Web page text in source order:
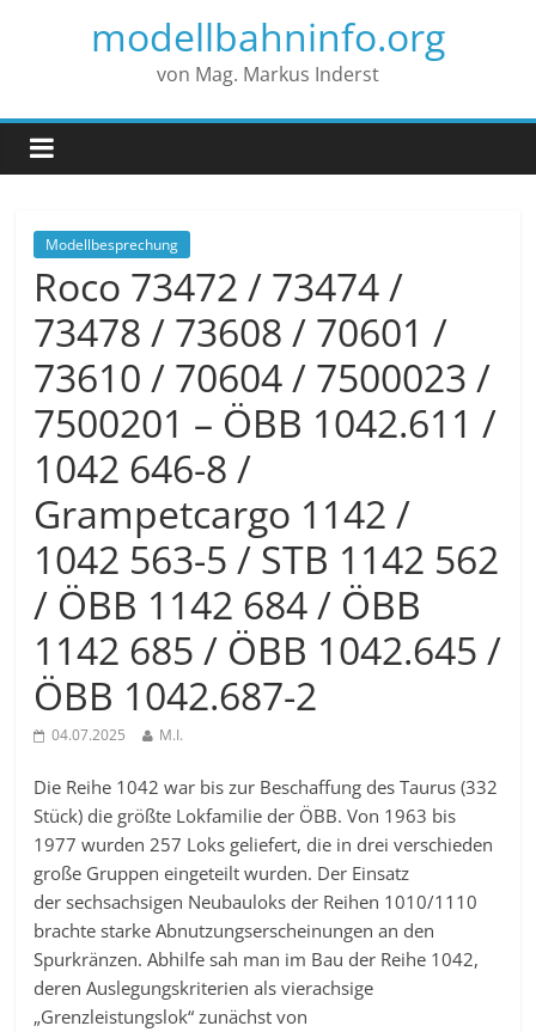
modellbahninfo.org
von Mag. Markus Inderst
Modellbesprechung
Roco 73472 / 73474 /
73478 / 73608 / 70601 /
73610 / 70604 / 7500023 /
7500201 – ÖBB 1042.611 /
1042 646-8 /
Grampetcargo 1142 /
1042 563-5 / STB 1142 562
/ ÖBB 1142 684 / ÖBB
1142 685 / ÖBB 1042.645 /
ÖBB 1042.687-2
04.07.2025 M.I.
Die Reihe 1042 war bis zur Beschaffung des Taurus (332
Stück) die größte Lokfamilie der ÖBB. Von 1963 bis
1977 wurden 257 Loks geliefert, die in drei verschieden
große Gruppen eingeteilt wurden. Der Einsatz
der sechsachsigen Neubauloks der Reihen 1010/1110
brachte starke Abnutzungserscheinungen an den
Spurkränzen. Abhilfe sah man im Bau der Reihe 1042,
deren Auslegungskriterien als vierachsige
„Grenzleistungslok“ zunächst von